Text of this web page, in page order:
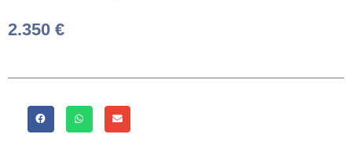
2.350 €